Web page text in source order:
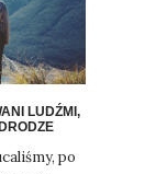
LUDŹMI,
po